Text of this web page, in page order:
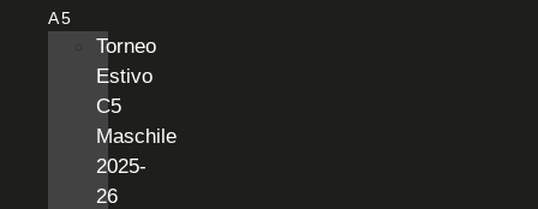
A 5
Torneo
Estivo
C5
Maschile
2025-
26